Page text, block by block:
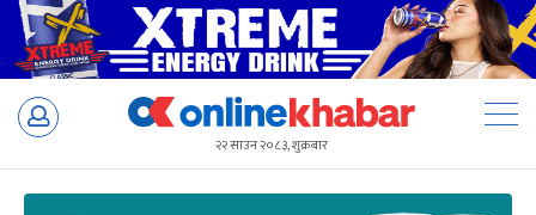
Skip
२२ साउन २०८३, शुक्रबार